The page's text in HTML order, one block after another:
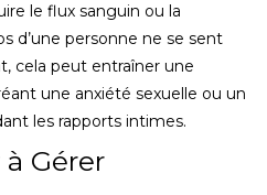
le flux sanguin ou la
d’une personne ne se sent
cela peut entraîner une
une anxiété sexuelle ou un
les rapports intimes.
à Gérer